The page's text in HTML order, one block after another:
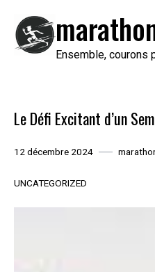
contenu
Ensemble, courons
Le Défi Excitant d’un
12 décembre 2024
UNCATEGORIZED